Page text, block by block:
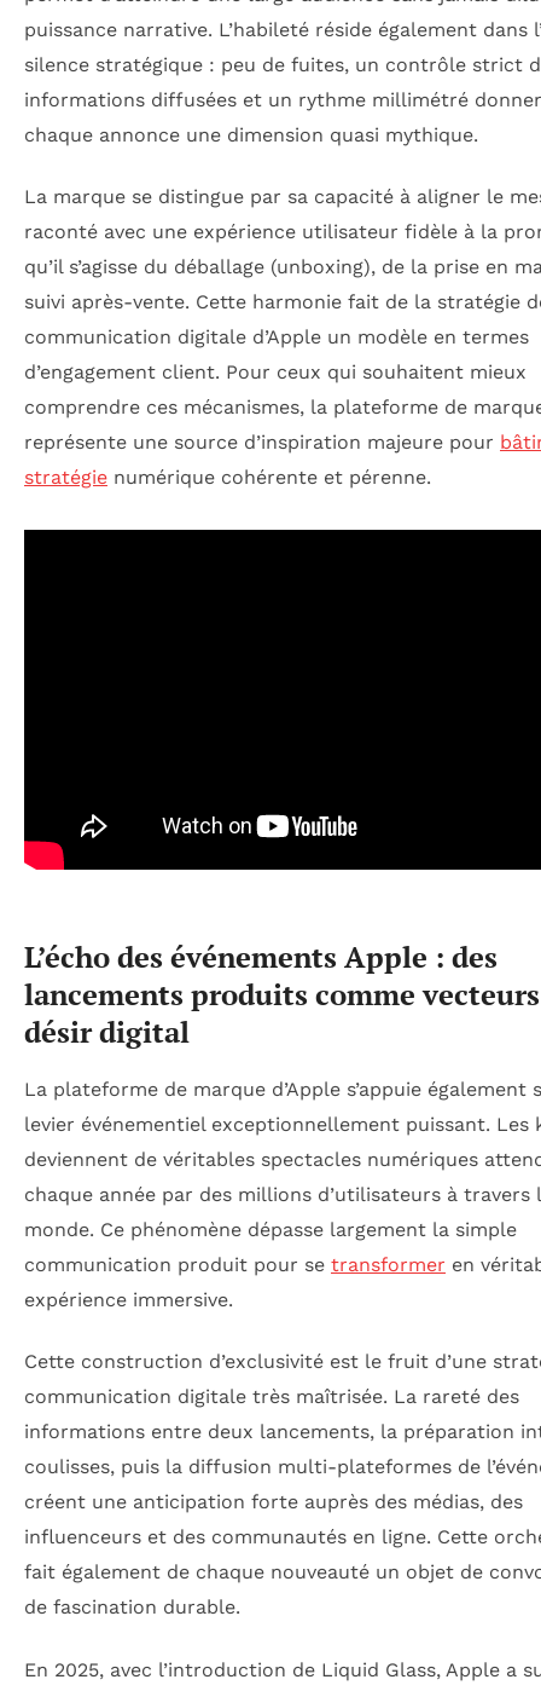
puissance narrative. L’habileté réside également dans
silence stratégique : peu de fuites, un contrôle strict
informations diffusées et un rythme millimétré
chaque annonce une dimension quasi mythique.
La marque se distingue par sa capacité à aligner le
raconté avec une expérience utilisateur fidèle à la
qu’il s’agisse du déballage (unboxing), de la prise en
suivi après-vente. Cette harmonie fait de la stratégie
communication digitale d’Apple un modèle en termes
d’engagement client. Pour ceux qui souhaitent mieux
comprendre ces mécanismes, la plateforme de
représente une source d’inspiration majeure pour
stratégie numérique cohérente et pérenne.
L’écho des événements Apple : des
lancements produits comme
désir digital
La plateforme de marque d’Apple s’appuie également
levier événementiel exceptionnellement puissant. Les
deviennent de véritables spectacles numériques
chaque année par des millions d’utilisateurs à travers
monde. Ce phénomène dépasse largement la simple
communication produit pour se transformer en
expérience immersive.
Cette construction d’exclusivité est le fruit d’une
communication digitale très maîtrisée. La rareté des
informations entre deux lancements, la préparation
coulisses, puis la diffusion multi-plateformes de
créent une anticipation forte auprès des médias, des
influenceurs et des communautés en ligne. Cette
fait également de chaque nouveauté un objet de
de fascination durable.
En 2025, avec l’introduction de Liquid Glass, Apple a